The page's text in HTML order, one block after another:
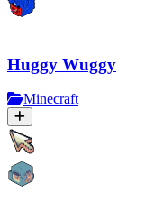
Huggy Wuggy
Minecraft